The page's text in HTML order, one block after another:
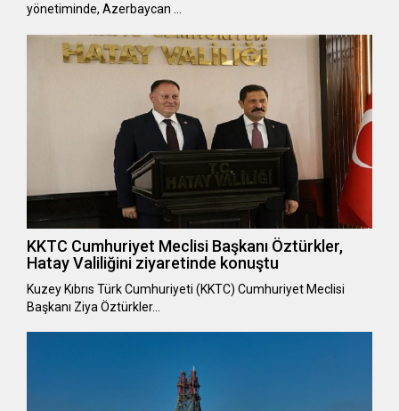
yönetiminde, Azerbaycan …
KKTC Cumhuriyet Meclisi Başkanı Öztürkler,
Hatay Valiliğini ziyaretinde konuştu
Kuzey Kıbrıs Türk Cumhuriyeti (KKTC) Cumhuriyet Meclisi
Başkanı Ziya Öztürkler…